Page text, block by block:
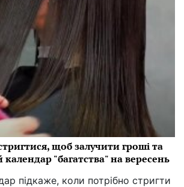
щоб залучити гроші та
календар "багатства" на вересень
підкаже, коли потрібно стригти